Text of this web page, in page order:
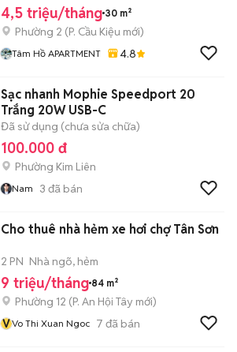
4,5 triệu/tháng 30 m²
Phường 2 (P. Cầu Kiệu mới)
Tâm Hồ APARTMENT 4.8
Sạc nhanh Mophie Speedport 20
Trắng 20W USB-C
Đã sử dụng (chưa sửa chữa)
100.000 đ
Phường Kim Liên
Nam 3 đã bán
Cho thuê nhà hẻm xe hơi chợ Tân Sơn
2 PN Nhà ngõ, hẻm
9 triệu/tháng 84 m²
Phường 12 (P. An Hội Tây mới)
VVo Thi Xuan Ngoc 7 đã bán